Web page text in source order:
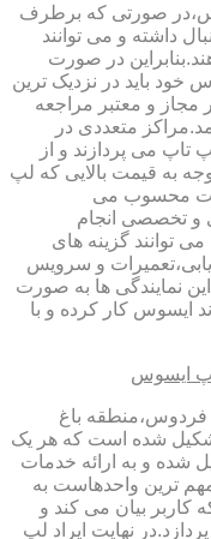
صورتی که برطرف
داشته و می توانند
در صورت
باید در نزدیک ترین
مجاز و معتبر مراجعه
متعددی در
تاپ می پردازند و از
به قیمت بالایی که لپ
محسوب می
و تخصصی انجام
توانند گزینه های
و سرویس
نمایندگی ها به صورت
ایسوس کار کرده و با
ایسوس
فردوس،منطقه باغ
شده است که هر یک
شده و به ارائه خدمات
ترین واحدهاست به
کاربر بیان می کند و
نهایت ایراد لپ